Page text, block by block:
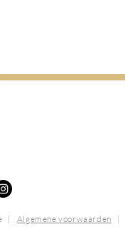
| Algemene voorwaarden |